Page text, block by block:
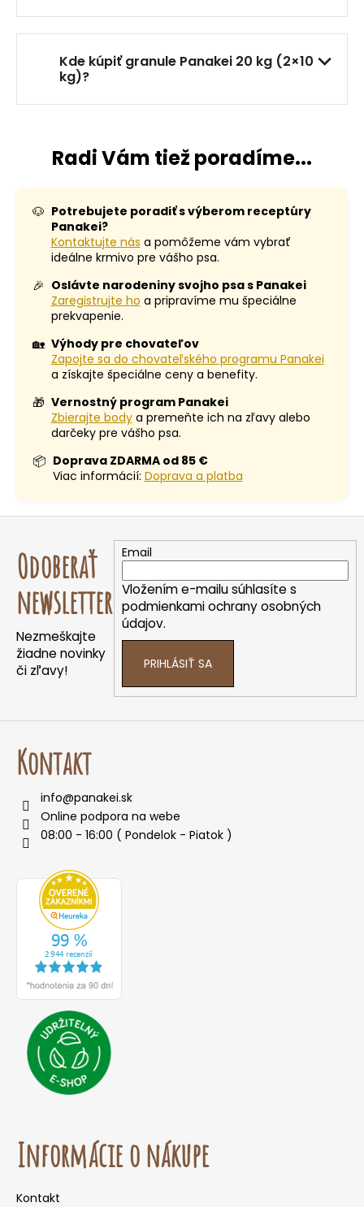
Kde kúpiť granule Panakei 20 kg (2×10
kg)?
Radi Vám tiež poradíme...
🐶 Potrebujete poradiť s výberom receptúry
Panakei?
Kontaktujte nás a pomôžeme vám vybrať
ideálne krmivo pre vášho psa.
🎉 Oslávte narodeniny svojho psa s Panakei
Zaregistrujte ho a pripravíme mu špeciálne
prekvapenie.
🏡 Výhody pre chovateľov
Zapojte sa do chovateľského programu Panakei
a získajte špeciálne ceny a benefity.
🎁 Vernostný program Panakei
Zbierajte bodya premeňte ich na zľavy alebo
darčeky pre vášho psa.
📦 Doprava ZDARMA od 85 €
Viac informácií: Doprava a platba
Odoberať
newsletter
Nezmeškajte
žiadne novinky
či zľavy!
Email
Vložením e-mailu súhlasíte s
podmienkami ochrany osobných
údajov.
PRIHLÁSIŤ SA
Kontakt
info@panakei.sk
Online podpora na webe
08:00 - 16:00 ( Pondelok - Piatok )
Informácie o nákupe
Kontakt